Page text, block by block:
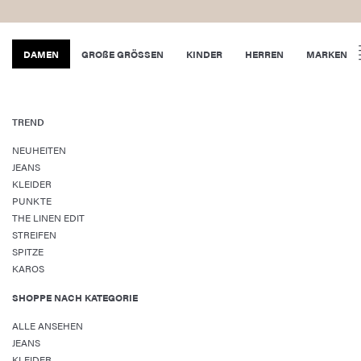
DAMEN GROßE GRÖSSEN KINDER HERREN MARKEN
TREND
NEUHEITEN
JEANS
KLEIDER
PUNKTE
THE LINEN EDIT
STREIFEN
SPITZE
KAROS
SHOPPE NACH KATEGORIE
ALLE ANSEHEN
JEANS